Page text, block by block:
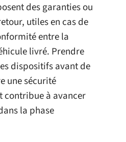
des garanties ou
utiles en cas de
entre la
livré. Prendre
dispositifs avant de
une sécurité
contribue à avancer
la phase